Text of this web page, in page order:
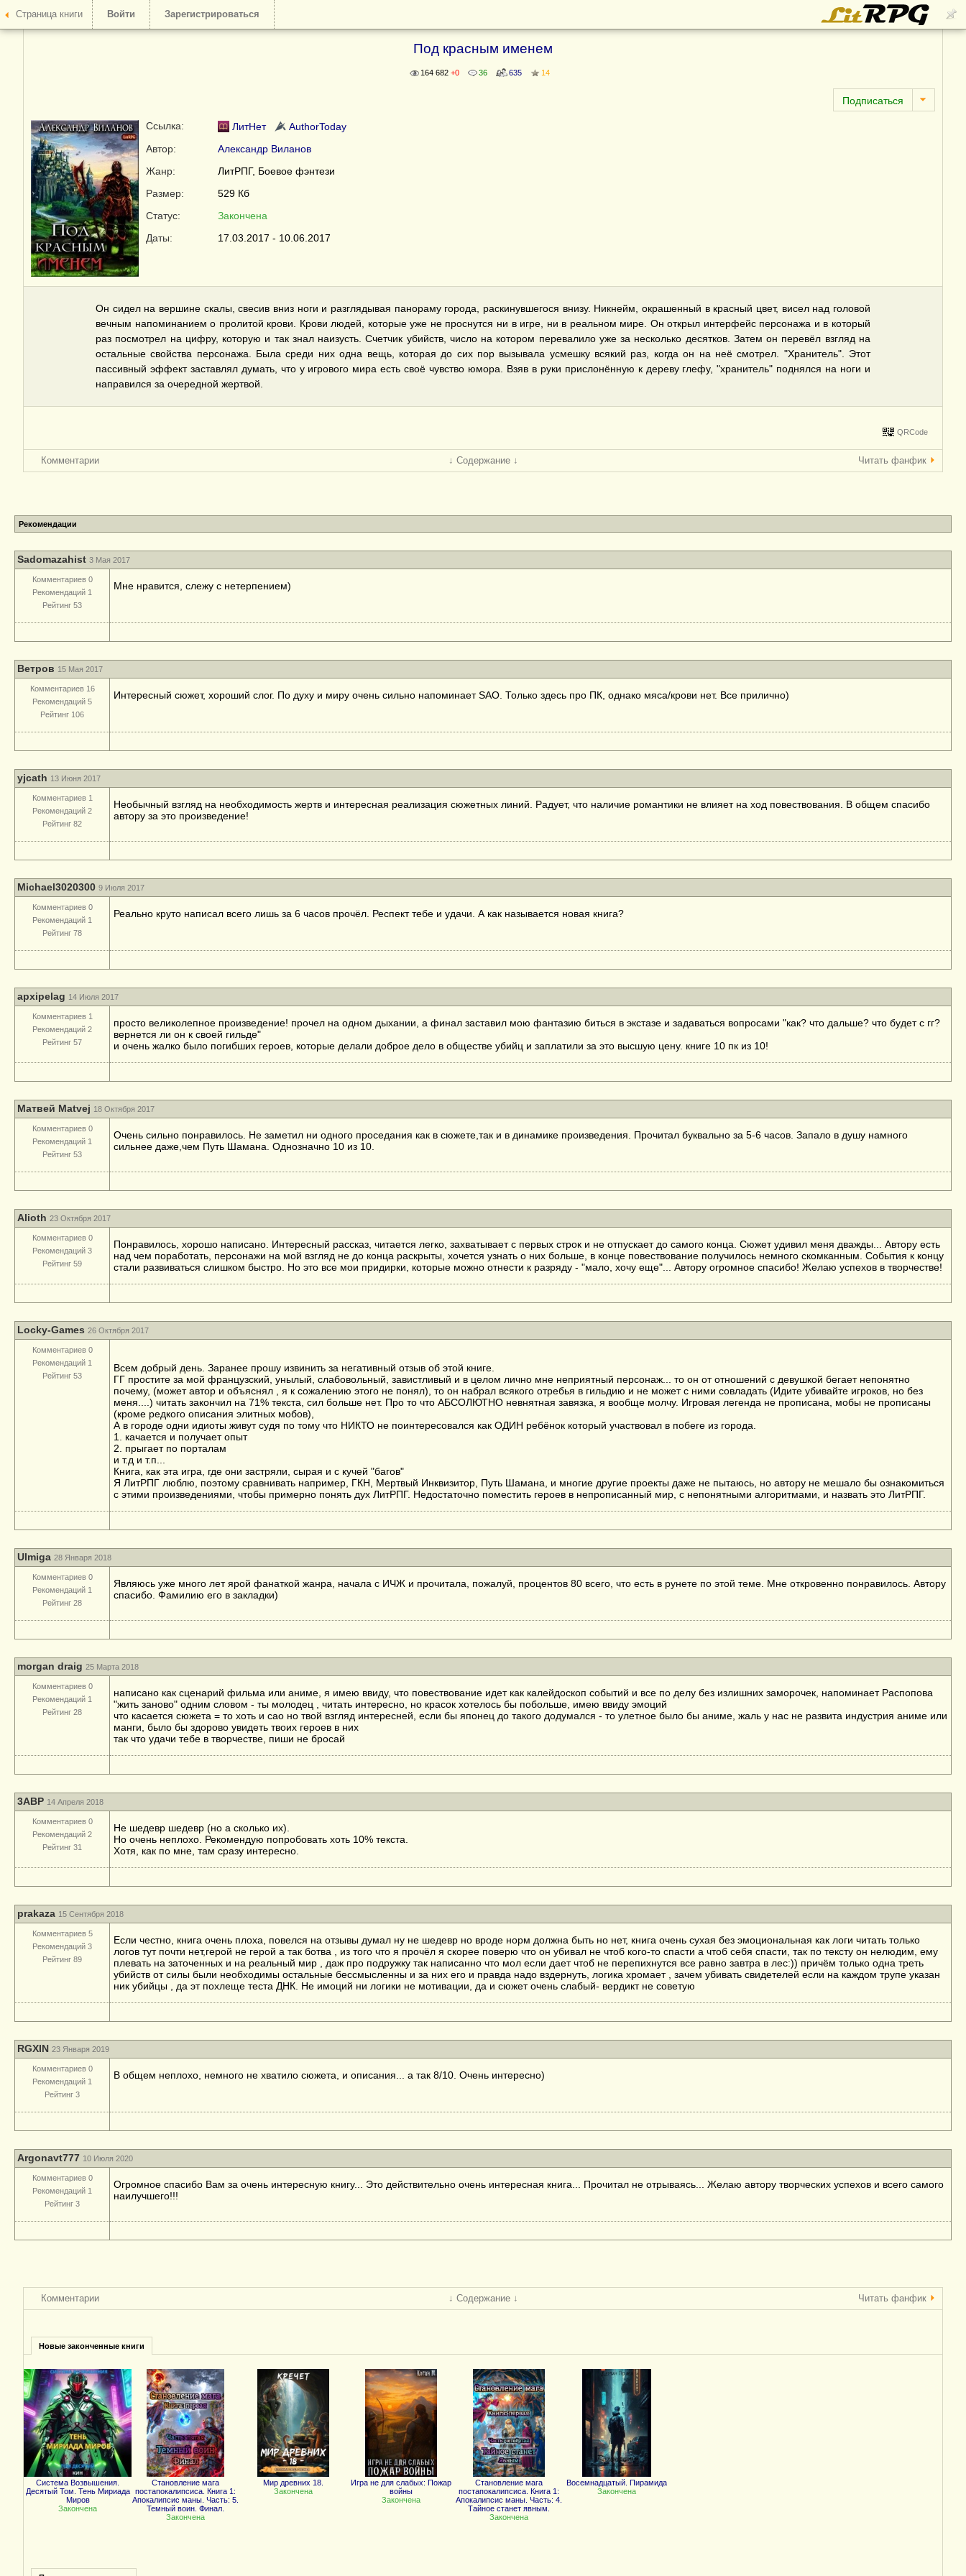
Страница книги Войти Зарегистрироваться
Под красным именем
164 682 +0 36 635 14
Ссылка: ЛитНет
AuthorToday
Автор:
Александр Виланов
Жанр:
ЛитРПГ, Боевое фэнтези
Размер:
529 Кб
Статус:
Закончена
Даты:
17.03.2017 - 10.06.2017
Он сидел на вершине скалы, свесив вниз ноги и разглядывая панораму города, раскинувшегося внизу. Никнейм, окрашенный в красный цвет, висел над головой
вечным напоминанием о пролитой крови. Крови людей, которые уже не проснутся ни в игре, ни в реальном мире. Он открыл интерфейс персонажа и в который
раз посмотрел на цифру, которую и так знал наизусть. Счетчик убийств, число на котором перевалило уже за несколько десятков. Затем он перевёл взгляд на
остальные свойства персонажа. Была среди них одна вещь, которая до сих пор вызывала усмешку всякий раз, когда он на неё смотрел. "Хранитель". Этот
пассивный эффект заставлял думать, что у игрового мира есть своё чувство юмора. Взяв в руки прислонённую к дереву глефу, "хранитель" поднялся на ноги и
направился за очередной жертвой.
QRCode
Комментарии ↓ Содержание ↓ Читать фанфик
Рекомендации
Sadomazahist 3 Мая 2017
Комментариев 0
Рекомендаций 1
Рейтинг 53
Мне нравится, слежу с нетерпением)
Ветров 15 Мая 2017
Комментариев 16
Рекомендаций 5
Рейтинг 106
Интересный сюжет, хороший слог. По духу и миру очень сильно напоминает SAO. Только здесь про ПК, однако мяса/крови нет. Все прилично)
yjcath 13 Июня 2017
Комментариев 1
Рекомендаций 2
Рейтинг 82
Необычный взгляд на необходимость жертв и интересная реализация сюжетных линий. Радует, что наличие романтики не влияет на ход повествования. В общем спасибо
автору за это произведение!
Michael3020300 9 Июля 2017
Комментариев 0
Рекомендаций 1
Рейтинг 78
Реально круто написал всего лишь за 6 часов прочёл. Респект тебе и удачи. А как называется новая книга?
apxipelag 14 Июля 2017
Комментариев 1
Рекомендаций 2
Рейтинг 57
просто великолепное произведение! прочел на одном дыхании, а финал заставил мою фантазию биться в экстазе и задаваться вопросами "как? что дальше? что будет с гг?
вернется ли он к своей гильде"
и очень жалко было погибших героев, которые делали доброе дело в обществе убийц и заплатили за это высшую цену. книге 10 пк из 10!
Матвей Matvej 18 Октября 2017
Комментариев 0
Рекомендаций 1
Рейтинг 53
Очень сильно понравилось. Не заметил ни одного проседания как в сюжете,так и в динамике произведения. Прочитал буквально за 5-6 часов. Запало в душу намного
сильнее даже,чем Путь Шамана. Однозначно 10 из 10.
Alioth 23 Октября 2017
Комментариев 0
Рекомендаций 3
Рейтинг 59
Понравилось, хорошо написано. Интересный рассказ, читается легко, захватывает с первых строк и не отпускает до самого конца. Сюжет удивил меня дважды... Автору есть
над чем поработать, персонажи на мой взгляд не до конца раскрыты, хочется узнать о них больше, в конце повествование получилось немного скомканным. События к концу
стали развиваться слишком быстро. Но это все мои придирки, которые можно отнести к разряду - "мало, хочу еще"... Автору огромное спасибо! Желаю успехов в творчестве!
Locky-Games 26 Октября 2017
Комментариев 0
Рекомендаций 1
Рейтинг 53
Всем добрый день. Заранее прошу извинить за негативный отзыв об этой книге.
ГГ простите за мой французский, унылый, слабовольный, завистливый и в целом лично мне неприятный персонаж... то он от отношений с девушкой бегает непонятно
почему, (может автор и объяснял , я к сожалению этого не понял), то он набрал всякого отребья в гильдию и не может с ними совладать (Идите убивайте игроков, но без
меня....) читать закончил на 71% текста, сил больше нет. Про то что АБСОЛЮТНО невнятная завязка, я вообще молчу. Игровая легенда не прописана, мобы не прописаны
(кроме редкого описания элитных мобов),
А в городе одни идиоты живут судя по тому что НИКТО не поинтересовался как ОДИН ребёнок который участвовал в побеге из города.
1. качается и получает опыт
2. прыгает по порталам
и т.д и т.п...
Книга, как эта игра, где они застряли, сырая и с кучей "багов"
Я ЛитРПГ люблю, поэтому сравнивать например, ГКН, Мертвый Инквизитор, Путь Шамана, и многие другие проекты даже не пытаюсь, но автору не мешало бы ознакомиться
с этими произведениями, чтобы примерно понять дух ЛитРПГ. Недостаточно поместить героев в непрописанный мир, с непонятными алгоритмами, и назвать это ЛитРПГ.
Ulmiga 28 Января 2018
Комментариев 0
Рекомендаций 1
Рейтинг 28
Являюсь уже много лет ярой фанаткой жанра, начала с ИЧЖ и прочитала, пожалуй, процентов 80 всего, что есть в рунете по этой теме. Мне откровенно понравилось. Автору
спасибо. Фамилию его в закладки)
morgan draig 25 Марта 2018
Комментариев 0
Рекомендаций 1
Рейтинг 28
написано как сценарий фильма или аниме, я имею ввиду, что повествование идет как калейдоскоп событий и все по делу без излишних заморочек, напоминает Распопова
"жить заново" одним словом - ты молодец , читать интересно, но красок хотелось бы побольше, имею ввиду эмоций
что касается сюжета = то хоть и сао но твой взгляд интересней, если бы японец до такого додумался - то улетное было бы аниме, жаль у нас не развита индустрия аниме или
манги, было бы здорово увидеть твоих героев в них
так что удачи тебе в творчестве, пиши не бросай
3ABP 14 Апреля 2018
Комментариев 0
Рекомендаций 2
Рейтинг 31
Не шедевр шедевр (но а сколько их).
Но очень неплохо. Рекомендую попробовать хоть 10% текста.
Хотя, как по мне, там сразу интересно.
prakaza 15 Сентября 2018
Комментариев 5
Рекомендаций 3
Рейтинг 89
Если честно, книга очень плоха, повелся на отзывы думал ну не шедевр но вроде норм должна быть но нет, книга очень сухая без эмоциональная как логи читать только
логов тут почти нет,герой не герой а так ботва , из того что я прочёл я скорее поверю что он убивал не чтоб кого-то спасти а чтоб себя спасти, так по тексту он нелюдим, ему
плевать на заточенных и на реальный мир , даж про подружку так написанно что мол если дает чтоб не перепихнутся все равно завтра в лес:)) причём только одна треть
убийств от силы были необходимы остальные бессмысленны и за них его и правда надо вздернуть, логика хромает , зачем убивать свидетелей если на каждом трупе указан
ник убийцы , да эт похлеще теста ДНК. Не имоций ни логики не мотивации, да и сюжет очень слабый- вердикт не советую
RGXIN 23 Января 2019
Комментариев 0
Рекомендаций 1
Рейтинг 3
В общем неплохо, немного не хватило сюжета, и описания... а так 8/10. Очень интересно)
Argonavt777 10 Июля 2020
Комментариев 0
Рекомендаций 1
Рейтинг 3
Огромное спасибо Вам за очень интересную книгу... Это действительно очень интересная книга... Прочитал не отрываясь... Желаю автору творческих успехов и всего самого
наилучшего!!!
Комментарии ↓ Содержание ↓ Читать фанфик
Новые законченные книги
Система Возвышения.
Десятый Том. Тень Мириада
Миров
Закончена
Становление мага
постапокалипсиса. Книга 1:
Апокалипсис маны. Часть: 5.
Темный воин. Финал.
Закончена
Мир древних 18.
Закончена
Игра не для слабых: Пожар
войны
Закончена
Становление мага
постапокалипсиса. Книга 1:
Апокалипсис маны. Часть: 4.
Тайное станет явным.
Закончена
Восемнадцатый. Пирамида
Закончена